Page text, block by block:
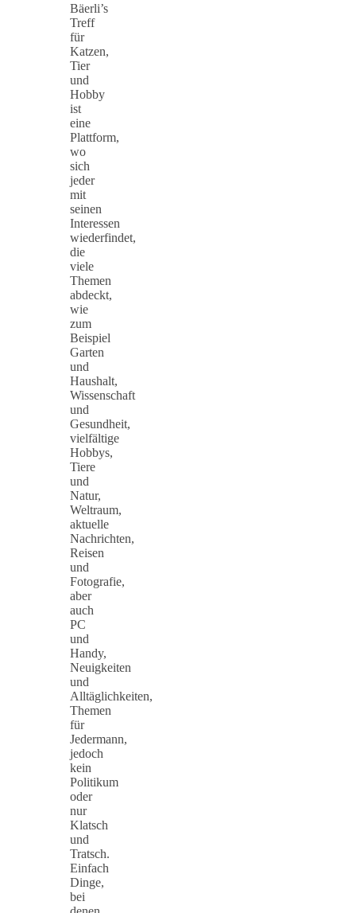
Bäerli’s
Treff
für
Katzen,
Tier
und
Hobby
ist
eine
Plattform,
wo
sich
jeder
mit
seinen
Interessen
wiederfindet,
die
viele
Themen
abdeckt,
wie
zum
Beispiel
Garten
und
Haushalt,
Wissenschaft
und
Gesundheit,
vielfältige
Hobbys,
Tiere
und
Natur,
Weltraum,
aktuelle
Nachrichten,
Reisen
und
Fotografie,
aber
auch
PC
und
Handy,
Neuigkeiten
und
Alltäglichkeiten,
Themen
für
Jedermann,
jedoch
kein
Politikum
oder
nur
Klatsch
und
Tratsch.
Einfach
Dinge,
bei